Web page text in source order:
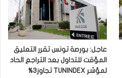
عاجل: بورصة تونس تقرر التعليق
المؤقت للتداول بعد التراجع الحاد
لمؤشر TUNINDEX تجاوز3%